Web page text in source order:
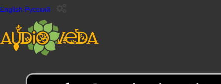
English Русский